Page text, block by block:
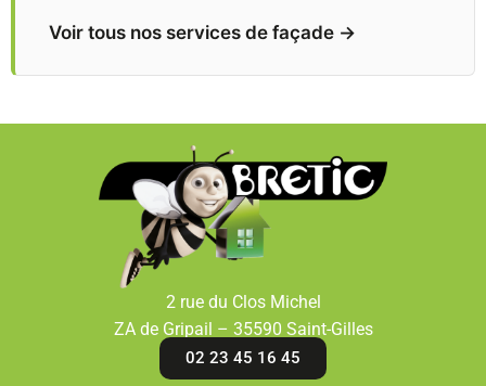
Voir tous nos services de façade →
2 rue du Clos Michel
ZA de Gripail – 35590 Saint-Gilles
02 23 45 16 45